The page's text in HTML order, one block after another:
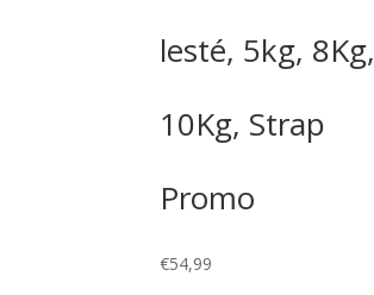
lesté, 5kg, 8Kg,
10Kg, Strap
Promo
€54,99